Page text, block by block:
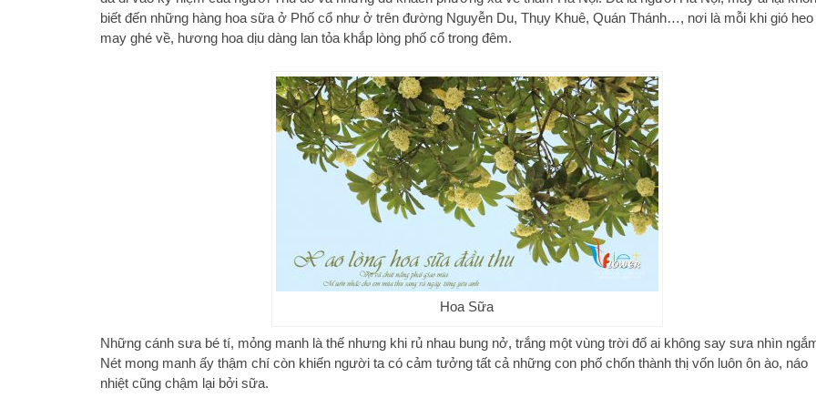
biết đến những hàng hoa sữa ở Phố cổ như ở trên đường Nguyễn Du, Thụy Khuê, Quán Thánh…, nơi là mỗi khi gió heo
may ghé về, hương hoa dịu dàng lan tỏa khắp lòng phố cổ trong đêm.
Hoa Sữa
Những cánh sưa bé tí, mỏng manh là thế nhưng khi rủ nhau bung nở, trắng một vùng trời đố ai không say sưa nhìn
Nét mong manh ấy thậm chí còn khiến người ta có cảm tưởng tất cả những con phố chốn thành thị vốn luôn ôn ào, náo
nhiệt cũng chậm lại bởi sữa.